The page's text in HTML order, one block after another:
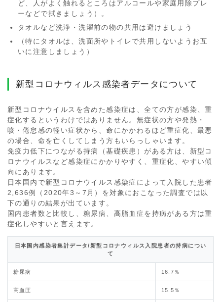
ど、人がよく触れるところはアルコールや家庭用除プレ
ーなどで拭きましょう）。
タオルなど洗浄・洗濯前の物の共用は避けましょう
（特にタオルは、洗面所やトイレで共用しないようお互
いに注意しましょう）
新型コロナウィルス感染者データについて
新型コロナウイルスを含めた感染症は、全ての方が感染、重
症化するというわけではありません。無症状の方や発熱・
咳・倦怠感の軽い症状から、命にかかわるほど重症化、最悪
の場合、命を亡くしてしまう方もいらっしゃいます。
免疫力低下につながる持病（基礎疾患）がある方は、新型コ
ロナウイルスなど感染症にかかりやすく、重症化、やすい傾
向にあります。
日本国内で新型コロナウイルス感染症によって入院した患者
2,636例（2020年3～7月）を対象におこなった調査では以
下の通りの結果が出ています。
国内患者数と比較し、糖尿病、高脂血症を持病がある方は重
症化しやすいと言えます。
日本国内感染者集計データ/新型コロナウィルス入院患者の持病につい
て
糖尿病 16.7％
高血圧 15.5％